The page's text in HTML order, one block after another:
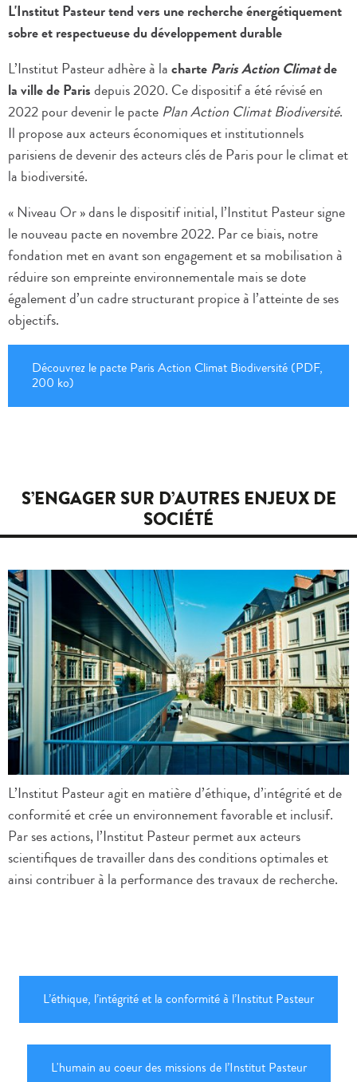
L'Institut Pasteur tend vers une recherche énergétiquement
sobre et respectueuse du développement durable
L’Institut Pasteur adhère à lacharteParis Action Climatde
la ville de Parisdepuis 2020. Ce dispositif a été révisé en
2022 pour devenir le pacte Plan Action Climat Biodiversité.
Il propose aux acteurs économiques et institutionnels
parisiens de devenir des acteurs clés de Paris pour le climat et
la biodiversité.
« Niveau Or » dans le dispositif initial, l’Institut Pasteur signe
le nouveau pacte en novembre 2022. Par ce biais, notre
fondation met en avant son engagement et sa mobilisation à
réduire son empreinte environnementale mais se dote
également d’un cadre structurant propice à l’atteinte de ses
objectifs.
Découvrez le pacte Paris Action Climat Biodiversité (PDF,
200 ko)
S’ENGAGER SUR D’AUTRES ENJEUX DE
SOCIÉTÉ
L’Institut Pasteur agit en matière d’éthique, d’intégrité et de
conformité et crée un environnement favorable et inclusif.
Par ses actions, l’Institut Pasteur permet aux acteurs
scientifiques de travailler dans des conditions optimales et
ainsi contribuer à la performance des travaux de recherche.
L’éthique, l’intégrité et la conformité à l’Institut Pasteur
L'humain au coeur des missions de l’Institut Pasteur